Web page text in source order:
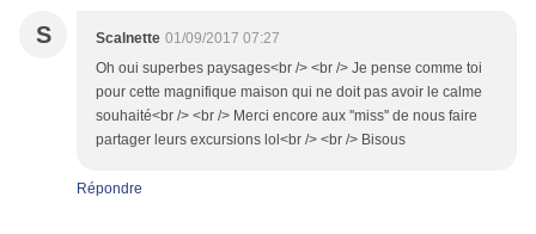
S Scalnette 01/09/2017 07:27
Oh oui superbes paysages<br /> <br /> Je pense comme toi
pour cette magnifique maison qui ne doit pas avoir le calme
souhaité<br /> <br /> Merci encore aux ''miss'' de nous faire
partager leurs excursions lol<br /> <br /> Bisous
Répondre